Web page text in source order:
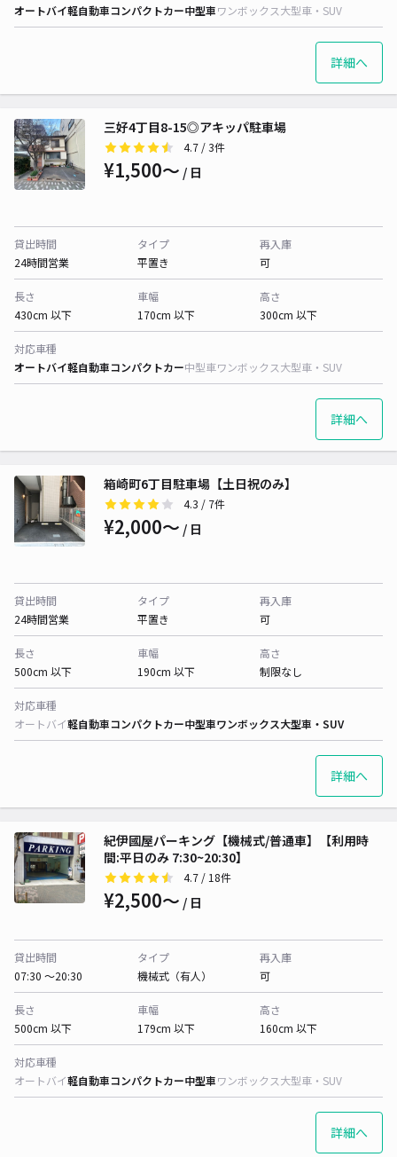
オートバイ軽自動車コンパクトカー中型車ワンボックス大型車・SUV
詳細へ
三好4丁目8-15◎アキッパ駐車場
4.7 / 3件
¥1,500〜 / 日
貸出時間
24時間営業
タイプ
平置き
再入庫
可
長さ
430cm 以下
車幅
170cm 以下
高さ
300cm 以下
対応車種
オートバイ軽自動車コンパクトカー中型車ワンボックス大型車・SUV
詳細へ
箱崎町6丁目駐車場【土日祝のみ】
4.3 / 7件
¥2,000〜 / 日
貸出時間
24時間営業
タイプ
平置き
再入庫
可
長さ
500cm 以下
車幅
190cm 以下
高さ
制限なし
対応車種
オートバイ軽自動車コンパクトカー中型車ワンボックス大型車・SUV
詳細へ
紀伊國屋パーキング【機械式/普通車】【利用時
間:平日のみ 7:30~20:30】
4.7 / 18件
¥2,500〜 / 日
貸出時間
07:30 〜20:30
タイプ
機械式（有人）
再入庫
可
長さ
500cm 以下
車幅
179cm 以下
高さ
160cm 以下
対応車種
オートバイ軽自動車コンパクトカー中型車ワンボックス大型車・SUV
詳細へ